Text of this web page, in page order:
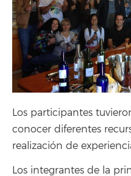
Los participantes
conocer diferentes
realización de
Los integrantes de la